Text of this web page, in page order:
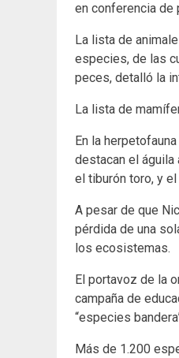
en conferencia de
La lista de
especies, de las
peces, detalló la
La lista de
En la
destacan el águila
el tiburón toro, y
A pesar de que
pérdida de una
los ecosistemas.
El portavoz de la
campaña de
“especies
Más de 1.200